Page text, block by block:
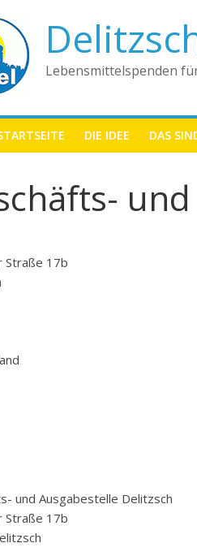
Lebensmittelspenden
DIE IDEE DAS
Straße 17b
und Ausgabestelle Delitzsch
Straße 17b